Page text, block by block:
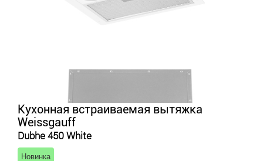
Кухонная встраиваемая вытяжка
Weissgauff
Dubhe 450 White
Новинка